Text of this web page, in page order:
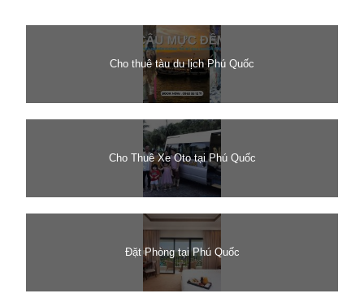
Cho thuê tàu du lịch Phú Quốc
Cho Thuê Xe Oto tại Phú Quốc
Đặt Phòng tại Phú Quốc